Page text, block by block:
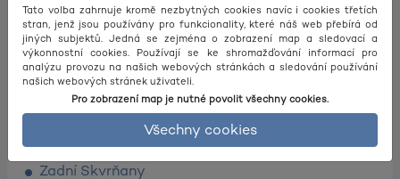
Tato volba zahrnuje kromě nezbytných cookies navíc i cookies třetích
stran, jenž jsou používány pro funkcionality, které náš web přebírá od
jiných subjektů. Jedná se zejména o zobrazení map a sledovací a
výkonnostní cookies. Používají se ke shromažďování informací pro
analýzu provozu na našich webových stránkách a sledování používání
našich webových stránek uživateli.
Pro zobrazení map je nutné povolit všechny cookies.
Všechny cookies
Malesice
Radčice
Zámecké náměstí
Chebská
Zadní Skvrňany